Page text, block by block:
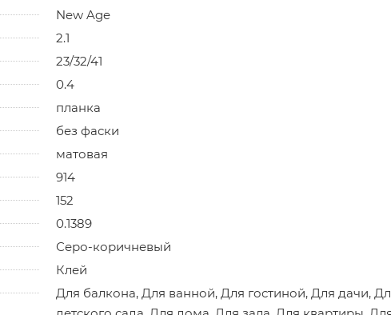
New Age
2.1
23/32/41
0.4
планка
без фаски
матовая
914
152
0.1389
Серо-коричневый
Клей
Для балкона, Для ванной, Для гостиной, Для дачи,